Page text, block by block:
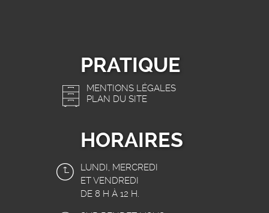
PRATIQUE
MENTIONS LÉGALES
PLAN DU SITE
HORAIRES
LUNDI, MERCREDI
ET VENDREDI
DE 8 H À 12 H.